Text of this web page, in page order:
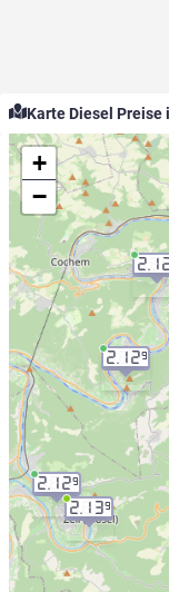
Karte Diesel Preise
2.129
2.139
2.129
+
−